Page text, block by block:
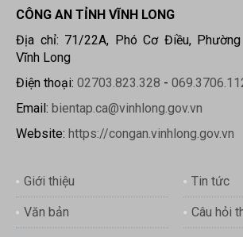
CÔNG AN TỈNH VĨNH LONG
Địa chỉ: 71/22A, Phó Cơ Điều,
Vĩnh Long
Điện thoại: 02703.823.328 -
Email: bientap.ca@vinhlong.gov.vn
Website: https://congan.vinhlong.gov.vn
Giới thiệu Tin tức
Văn bản Câu hỏi